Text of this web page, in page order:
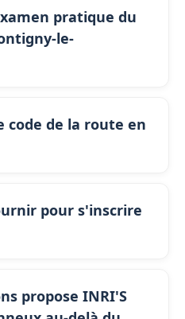
pratique du
le-
code de la route en
pour s'inscrire
propose INRI'S